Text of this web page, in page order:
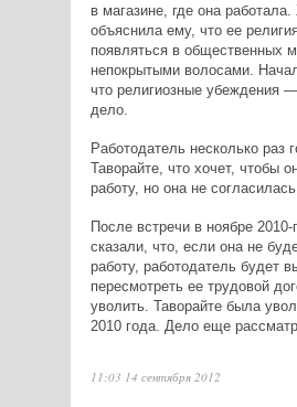
в магазине, где она
объяснила ему, что ее
появляться в общественных
непокрытыми волосами.
что религиозные убеждения
дело.
Работодатель несколько раз
Таворайте, что хочет, чтобы
работу, но она не согласилась.
После встречи в ноябре
сказали, что, если она не
работу, работодатель будет
пересмотреть ее трудовой
уволить. Таворайте была
2010 года. Дело еще
11:03 14 сентября 2012